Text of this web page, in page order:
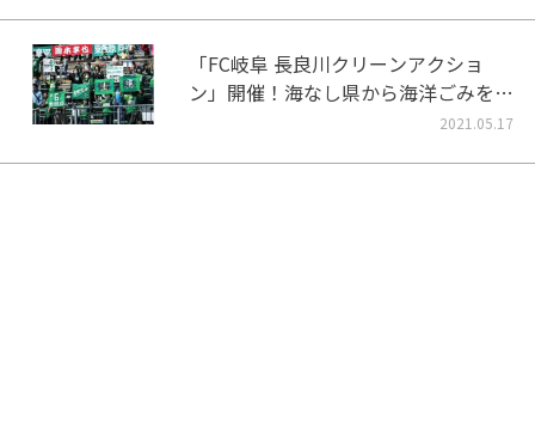
「FC岐阜 長良川クリーンアクショ
ン」開催！海なし県から海洋ごみをな
2021.05.17